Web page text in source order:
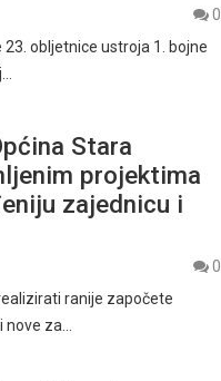
0
23. obljetnice ustroja 1. bojne
Stara
projektima
zajednicu i
0
ranije započete
za…